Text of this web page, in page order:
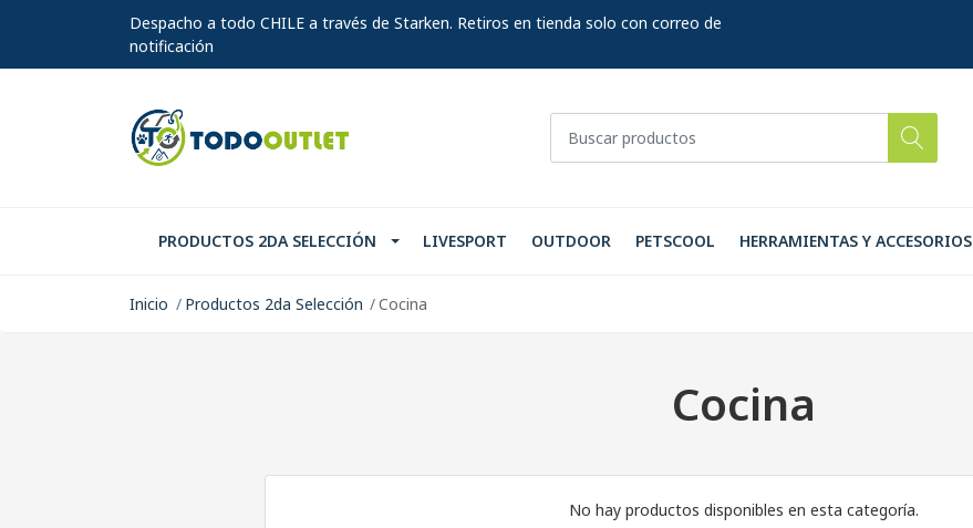
Despacho a todo CHILE a través de Starken. Retiros en tienda solo con correo de
notificación
PRODUCTOS 2DA SELECCIÓN LIVESPORT OUTDOOR PETSCOOL HERRAMIENTAS Y ACCESORIOS
Inicio Productos 2da Selección Cocina
Cocina
No hay productos disponibles en esta categoría.